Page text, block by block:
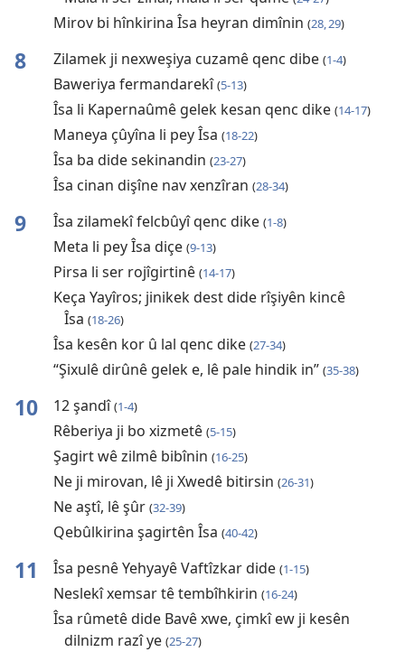
Mirov bi hînkirina Îsa heyran dimînin (28, 29)
8 Zilamek ji nexweşiya cuzamê qenc dibe (1-4)
Baweriya fermandarekî(5-13)
Îsa li Kapernaûmê gelek kesan qenc dike (14-17)
Maneya çûyîna li pey Îsa (18-22)
Îsa ba dide sekinandin (23-27)
Îsa cinan dişîne nav xenzîran (28-34)
9 Îsa zilamekî felcbûyî qenc dike (1-8)
Meta li pey Îsa diçe (9-13)
Pirsa li ser rojîgirtinê (14-17)
Keça Yayîros; jinikek dest dide rîşiyên kincê
Îsa (18-26)
Îsa kesên kor û lal qenc dike (27-34)
“Şixulê dirûnê gelek e, lê pale hindik in” (35-38)
10 12 şandî(1-4)
Rêberiya ji bo xizmetê (5-15)
Şagirt wê zilmê bibînin (16-25)
Ne ji mirovan, lê ji Xwedê bitirsin (26-31)
Ne aştî, lê şûr (32-39)
Qebûlkirina şagirtên Îsa (40-42)
11 Îsa pesnê Yehyayê Vaftîzkar dide (1-15)
Neslekî xemsar tê tembîhkirin (16-24)
Îsa rûmetê dide Bavê xwe, çimkî ew ji kesên
dilnizm razî ye (25-27)